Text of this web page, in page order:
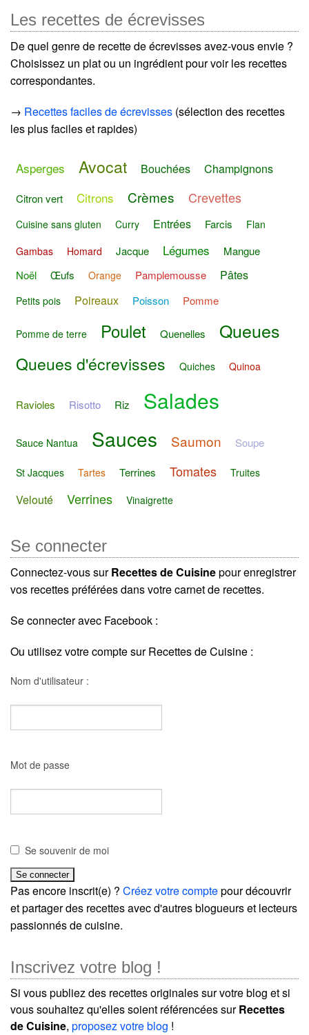
Les recettes de écrevisses
De quel genre de recette de écrevisses avez-vous envie ?
Choisissez un plat ou un ingrédient pour voir les recettes
correspondantes.
→ Recettes faciles de écrevisses (sélection des recettes
les plus faciles et rapides)
Asperges Avocat Bouchées Champignons
Citron vert Citrons Crèmes Crevettes
Cuisine sans gluten Curry Entrées Farcis
Flan
Gambas
Homard Jacque Légumes
Mangue
Noël
Œufs Orange Pamplemousse Pâtes
Petits pois Poireaux Poisson Pomme
Pomme de terre Poulet Quenelles Queues
Queues d'écrevisses Quiches Quinoa
Ravioles Risotto Riz Salades
Sauce Nantua Sauces Saumon Soupe
St Jacques Tartes Terrines Tomates Truites
Velouté Verrines Vinaigrette
Se connecter
Connectez-vous surRecettes de Cuisinepour enregistrer
vos recettes préférées dans votre carnet de recettes.
Se connecter avec Facebook :
Ou utilisez votre compte sur Recettes de Cuisine :
Nom d'utilisateur :
Mot de passe
Se souvenir de moi
Pas encore inscrit(e) ? Créez votre comptepour découvrir
et partager des recettes avec d'autres blogueurs et lecteurs
passionnés de cuisine.
Inscrivez votre blog !
Si vous publiez des recettes originales sur votre blog et si
vous souhaitez qu'elles soient référencées surRecettes
de Cuisine, proposez votre blog !